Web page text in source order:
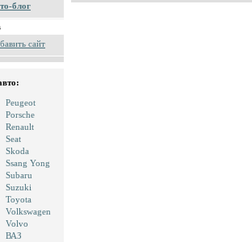
блог
сайт
Peugeot
Porsche
Renault
Seat
Skoda
Ssang Yong
Subaru
Suzuki
Toyota
Volkswagen
Volvo
ВАЗ